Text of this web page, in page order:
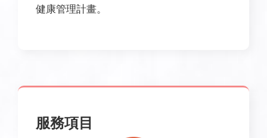
健康管理計畫。
服務項目